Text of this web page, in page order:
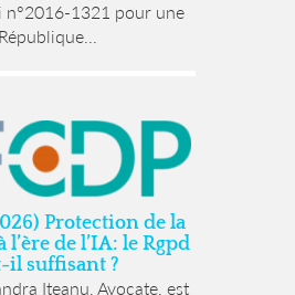
n°2016-1321 pour une
République...
Protection de la
l’ère de l’IA: le Rgpd
il suffisant ?
Iteanu, Avocate, est